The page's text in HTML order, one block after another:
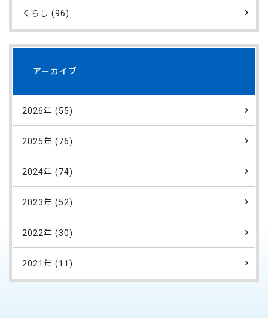
くらし (96)
アーカイブ
2026年 (55)
2025年 (76)
2024年 (74)
2023年 (52)
2022年 (30)
2021年 (11)